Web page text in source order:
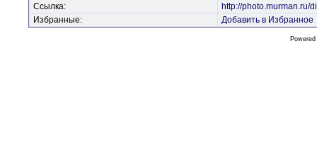
Ссылка:
http://photo.murman.ru/
Избранные:
Добавить в Избранное